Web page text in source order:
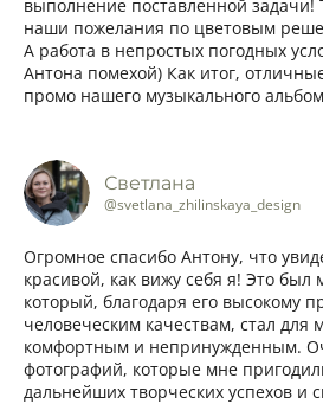
выполнение поставленной
наши пожелания по цветовым
А работа в непростых погодных
Антона помехой) Как итог,
промо нашего музыкального
Светлана
@svetlana_zhilinskaya_design
Огромное спасибо Антону, что
красивой, как вижу себя я! Это
который, благодаря его высокому
человеческим качествам, стал для
комфортным и непринужденным.
фотографий, которые мне
дальнейших творческих успехов и